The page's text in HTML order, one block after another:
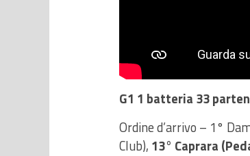
G1 1 batteria 33
Ordine d’arrivo – 1°
Club), 13° Caprara